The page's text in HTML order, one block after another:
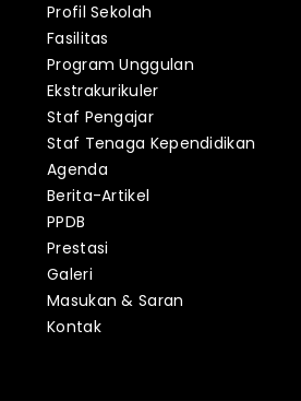
Profil Sekolah
Fasilitas
Program Unggulan
Ekstrakurikuler
Staf Pengajar
Staf Tenaga Kependidikan
Agenda
Berita-Artikel
PPDB
Prestasi
Galeri
Masukan & Saran
Kontak